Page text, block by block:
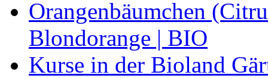
Orangenbäumchen
Blondorange | BIO
Kurse in der Bioland